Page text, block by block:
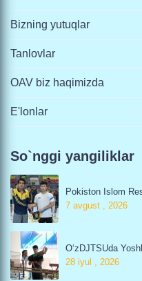
Bizning yutuqlar
Tanlovlar
OAV biz haqimizda
E'lonlar
So`nggi yangiliklar
Pokiston Islom
7 avgust , 2026
O‘zDJTSUda
28 iyul , 2026